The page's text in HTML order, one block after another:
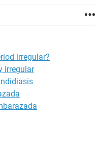
irregular?
irregular